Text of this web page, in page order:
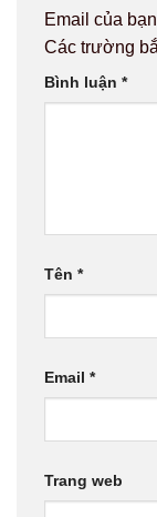
Email của
Các trường
Bình luận *
Tên *
Email *
Trang web